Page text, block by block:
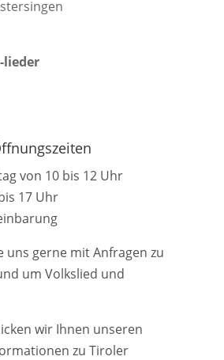
lieder
von 10 bis 12 Uhr
17 Uhr
uns gerne mit Anfragen zu
um Volkslied und
wir Ihnen unseren
zu Tiroler